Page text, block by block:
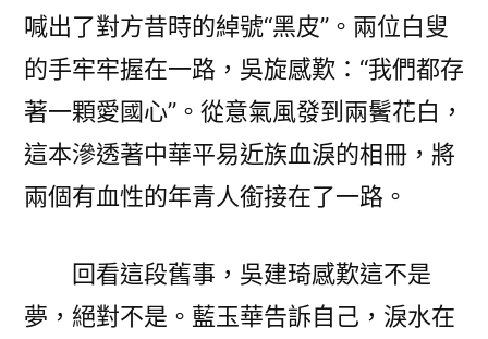
喊出了對方昔時的綽號“黑皮”。兩位白叟
的手牢牢握在一路，吳旋感歎：“我們都存
著一顆愛國心”。從意氣風發到兩鬢花白，
這本滲透著中華平易近族血淚的相冊，將
兩個有血性的年青人銜接在了一路。
回看這段舊事，吳建琦感歎這不是
夢，絕對不是。藍玉華告訴自己，淚水在